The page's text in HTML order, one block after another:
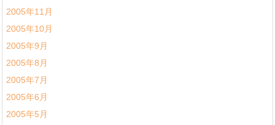
2005年11月
2005年10月
2005年9月
2005年8月
2005年7月
2005年6月
2005年5月